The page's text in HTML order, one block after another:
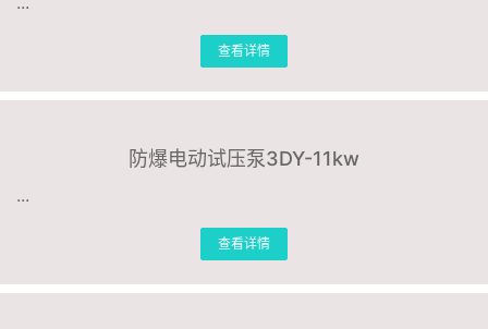
查看详情
防爆电动试压泵3DY-11kw
...
查看详情